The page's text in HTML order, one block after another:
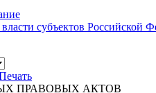
субъектов Российской
ПРАВОВЫХ АКТОВ